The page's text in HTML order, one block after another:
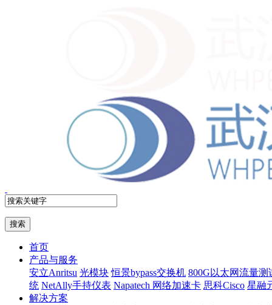
首页
产品与服务
安立Anritsu 光模块 恒景bypass交换机 800G以太网流量测
统 NetAlly手持仪表 Napatech 网络加速卡 思科Cisco 星融
解决方案